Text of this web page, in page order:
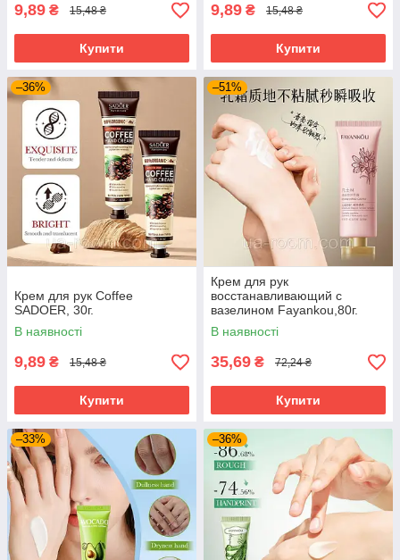
9,89 ₴ 15,48 ₴
Купити
9,89 ₴ 15,48 ₴
Купити
–36%
Крем для рук Coffee
SADOER, 30г.
В наявності
9,89 ₴ 15,48 ₴
Купити
–51%
Крем для рук
восстанавливающий с
вазелином Fayankou,80г.
В наявності
35,69 ₴ 72,24 ₴
Купити
–33% –36%